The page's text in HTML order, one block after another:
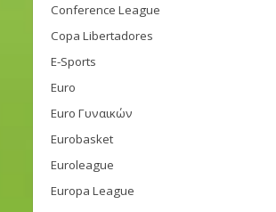
Conference League
Copa Libertadores
E-Sports
Euro
Euro Γυναικών
Eurobasket
Euroleague
Europa League